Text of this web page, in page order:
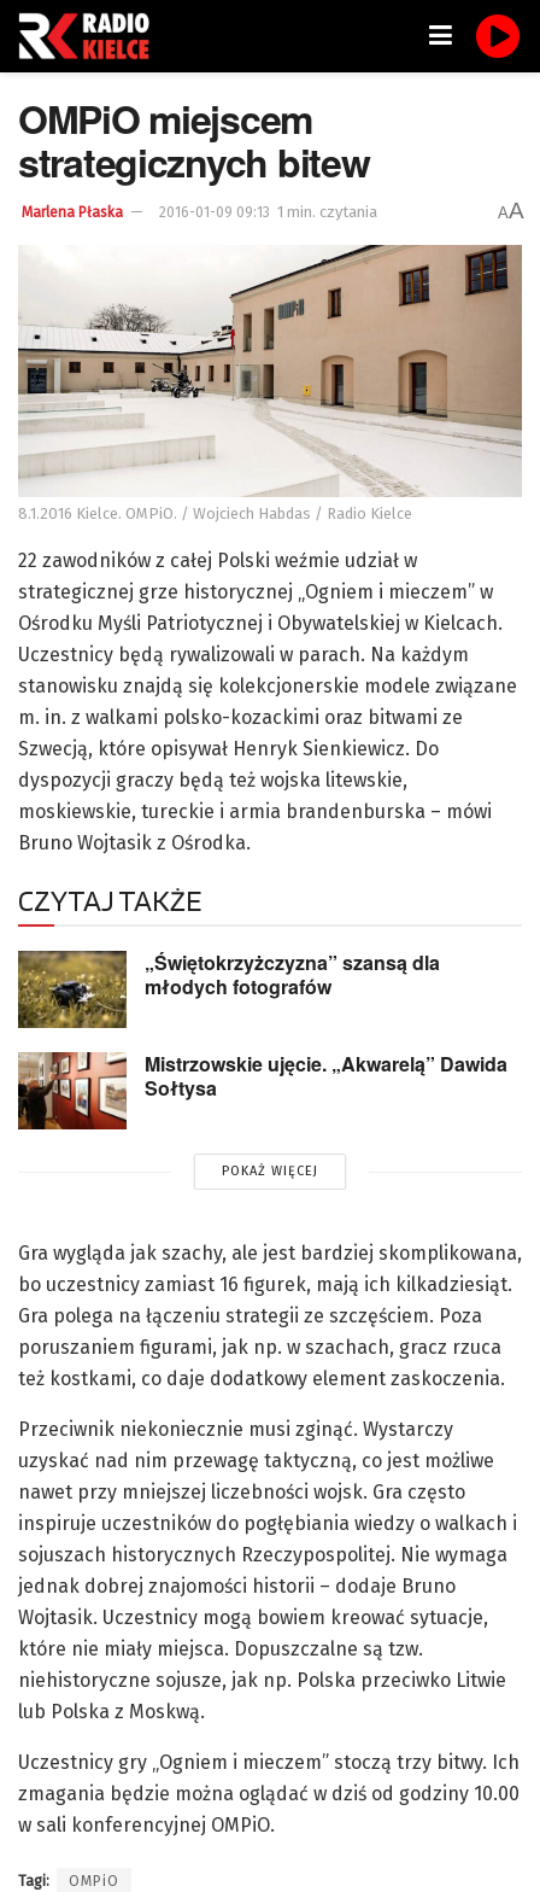
OMPiO miejscem
strategicznych bitew
Marlena Płaska 2016-01-09 09:13 1 min. czytania AA
8.1.2016 Kielce. OMPiO. / Wojciech Habdas / Radio Kielce
22 zawodników z całej Polski weźmie udział w
strategicznej grze historycznej „Ogniem i mieczem” w
Ośrodku Myśli Patriotycznej i Obywatelskiej w Kielcach.
Uczestnicy będą rywalizowali w parach. Na każdym
stanowisku znajdą się kolekcjonerskie modele związane
m. in. z walkami polsko-kozackimi oraz bitwami ze
Szwecją, które opisywał Henryk Sienkiewicz. Do
dyspozycji graczy będą też wojska litewskie,
moskiewskie, tureckie i armia brandenburska – mówi
Bruno Wojtasik z Ośrodka.
CZYTAJ TAKŻE
„Świętokrzyżczyzna” szansą dla
młodych fotografów
Mistrzowskie ujęcie. „Akwarelą” Dawida
Sołtysa
POKAŻ WIĘCEJ
Gra wygląda jak szachy, ale jest bardziej skomplikowana,
bo uczestnicy zamiast 16 figurek, mają ich kilkadziesiąt.
Gra polega na łączeniu strategii ze szczęściem. Poza
poruszaniem figurami, jak np. w szachach, gracz rzuca
też kostkami, co daje dodatkowy element zaskoczenia.
Przeciwnik niekoniecznie musi zginąć. Wystarczy
uzyskać nad nim przewagę taktyczną, co jest możliwe
nawet przy mniejszej liczebności wojsk. Gra często
inspiruje uczestników do pogłębiania wiedzy o walkach i
sojuszach historycznych Rzeczypospolitej. Nie wymaga
jednak dobrej znajomości historii – dodaje Bruno
Wojtasik. Uczestnicy mogą bowiem kreować sytuacje,
które nie miały miejsca. Dopuszczalne są tzw.
niehistoryczne sojusze, jak np. Polska przeciwko Litwie
lub Polska z Moskwą.
Uczestnicy gry „Ogniem i mieczem” stoczą trzy bitwy. Ich
zmagania będzie można oglądać w dziś od godziny 10.00
w sali konferencyjnej OMPiO.
Tagi: OMPiO